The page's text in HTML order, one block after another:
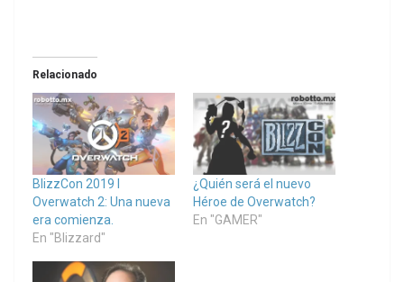
Relacionado
BlizzCon 2019 l
Overwatch 2: Una nueva
era comienza.
En "Blizzard"
¿Quién será el nuevo
Héroe de Overwatch?
En "GAMER"